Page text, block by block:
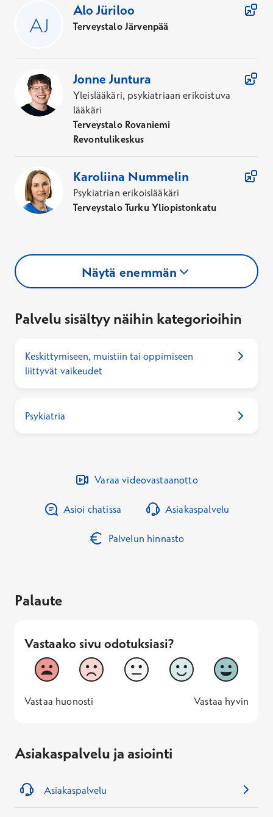
Alo Jüriloo
Terveystalo Järvenpää
Jonne Juntura
Yleislääkäri, psykiatriaan erikoistuva
lääkäri
Terveystalo Rovaniemi
Revontulikeskus
Karoliina Nummelin
Psykiatrian erikoislääkäri
Terveystalo Turku Yliopistonkatu
Näytä enemmän
Palvelu sisältyy näihin kategorioihin
Keskittymiseen, muistiin tai oppimiseen
liittyvät vaikeudet
Psykiatria
Varaa videovastaanotto
Asioi chatissa Asiakaspalvelu
Palvelun hinnasto
Palaute
Vastaako sivu odotuksiasi?
Vastaako sivu odotuksiasi?
1
Vastaa huonosti
2 3 4
5
Vastaa
1 -
Vastaa huonosti
— 5 -
Vastaa hyvin
Asiakaspalvelu ja asiointi
Asiakaspalvelu